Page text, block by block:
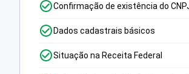
Confirmação de existência do
Dados cadastrais básicos
Situação na Receita Federal